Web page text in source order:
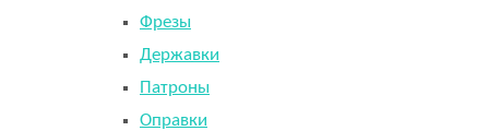
Фрезы
Державки
Патроны
Оправки